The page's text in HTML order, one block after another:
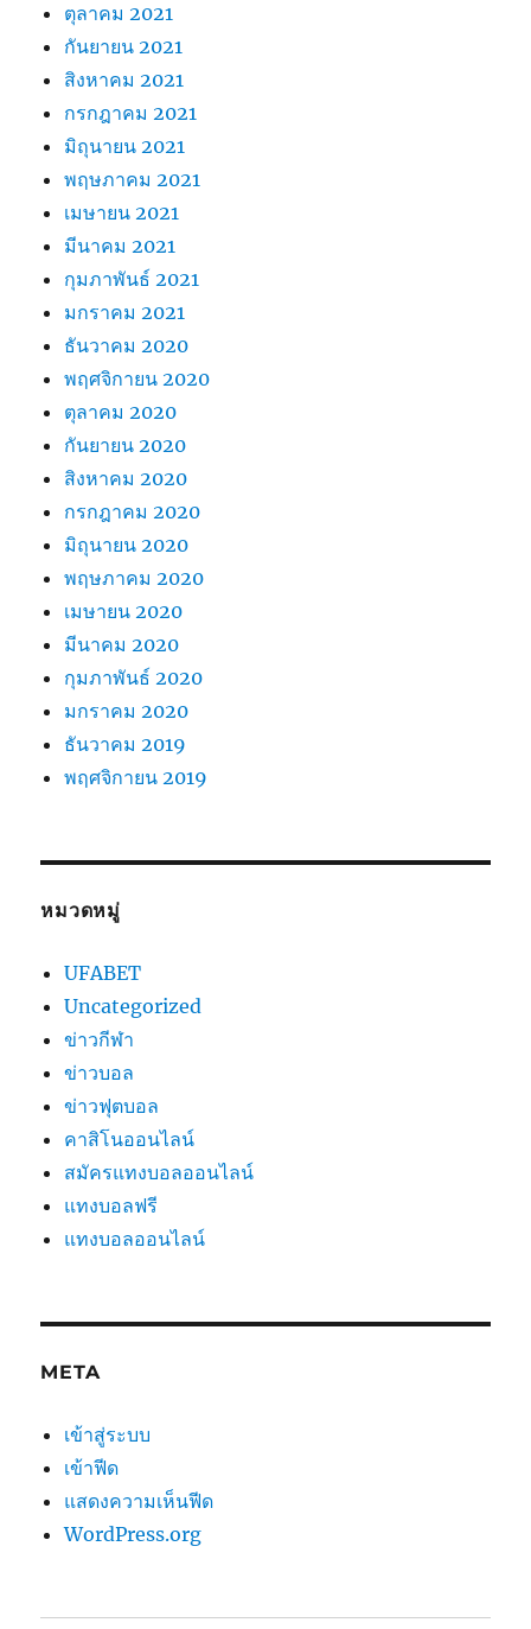
ตุลาคม 2021
กันยายน 2021
สิงหาคม 2021
กรกฎาคม 2021
มิถุนายน 2021
พฤษภาคม 2021
เมษายน 2021
มีนาคม 2021
กุมภาพันธ์ 2021
มกราคม 2021
ธันวาคม 2020
พฤศจิกายน 2020
ตุลาคม 2020
กันยายน 2020
สิงหาคม 2020
กรกฎาคม 2020
มิถุนายน 2020
พฤษภาคม 2020
เมษายน 2020
มีนาคม 2020
กุมภาพันธ์ 2020
มกราคม 2020
ธันวาคม 2019
พฤศจิกายน 2019
หมวดหมู่
UFABET
Uncategorized
ข่าวกีฬา
ข่าวบอล
ข่าวฟุตบอล
คาสิโนออนไลน์
สมัครแทงบอลออนไลน์
แทงบอลฟรี
แทงบอลออนไลน์
META
เข้าสู่ระบบ
เข้าฟีด
แสดงความเห็นฟีด
WordPress.org